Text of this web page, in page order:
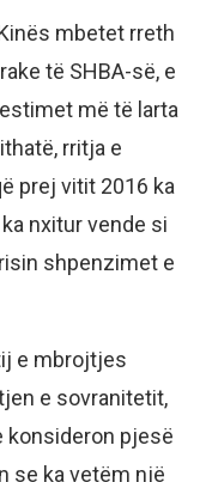
mbetet rreth
të SHBA-së, e
më të larta
rritja e
prej vitit 2016 ka
nxitur vende si
shpenzimet e
e mbrojtjes
e sovranitetit,
konsideron pjesë
se ka vetëm një